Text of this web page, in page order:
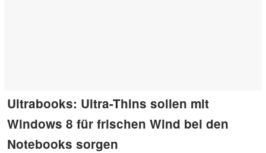
Ultrabooks: Ultra-Thins sollen mit
Windows 8 für frischen Wind bei den
Notebooks sorgen